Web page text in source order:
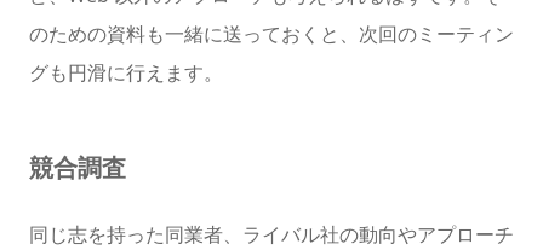
のための資料も一緒に送っておくと、次回のミーティン
グも円滑に行えます。
競合調査
同じ志を持った同業者、ライバル社の動向やアプローチ